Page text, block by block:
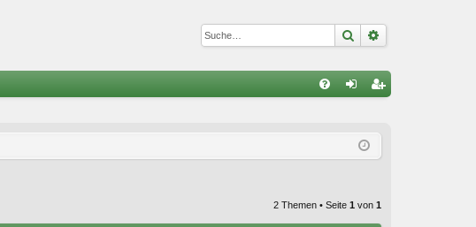
Suche
ist
2 Themen • Seite 1 von 1